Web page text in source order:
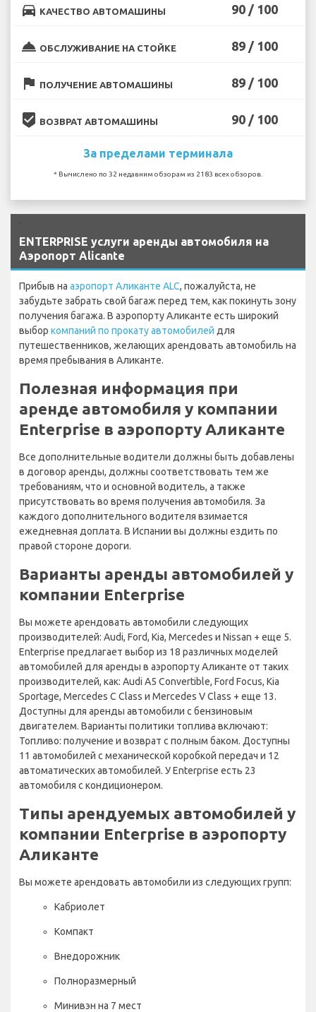
directions_car КАЧЕСТВО АВТОМАШИНЫ 90 / 100
room_service ОБСЛУЖИВАНИЕ НА СТОЙКЕ 89 / 100
flag ПОЛУЧЕНИЕ АВТОМАШИНЫ 89 / 100
beenhere ВОЗВРАТ АВТОМАШИНЫ 90 / 100
За пределами терминала
* Вычислено по 32 недавним обзорам из 2183 всех обзоров.
ENTERPRISE услуги аренды автомобиля на
Аэропорт Alicante
Прибыв на аэропорт Аликанте ALC, пожалуйста, не
забудьте забрать свой багаж перед тем, как покинуть зону
получения багажа. В аэропорту Аликанте есть широкий
выбор компаний по прокату автомобилей для
путешественников, желающих арендовать автомобиль на
время пребывания в Аликанте.
Полезная информация при
аренде автомобиля у компании
Enterprise в аэропорту Аликанте
Все дополнительные водители должны быть добавлены
в договор аренды, должны соответствовать тем же
требованиям, что и основной водитель, а также
присутствовать во время получения автомобиля. За
каждого дополнительного водителя взимается
ежедневная доплата. В Испании вы должны ездить по
правой стороне дороги.
Варианты аренды автомобилей у
компании Enterprise
Вы можете арендовать автомобили следующих
производителей: Audi, Ford, Kia, Mercedes и Nissan + еще 5.
Enterprise предлагает выбор из 18 различных моделей
автомобилей для аренды в аэропорту Аликанте от таких
производителей, как: Audi A5 Convertible, Ford Focus, Kia
Sportage, Mercedes C Class и Mercedes V Class + еще 13.
Доступны для аренды автомобили с бензиновым
двигателем. Варианты политики топлива включают:
Топливо: получение и возврат с полным баком. Доступны
11 автомобилей с механической коробкой передач и 12
автоматических автомобилей. У Enterprise есть 23
автомобиля с кондиционером.
Типы арендуемых автомобилей у
компании Enterprise в аэропорту
Аликанте
Вы можете арендовать автомобили из следующих групп:
Кабриолет
Компакт
Внедорожник
Полноразмерный
Минивэн на 7 мест